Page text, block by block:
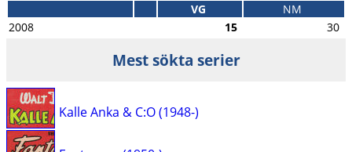
VG
NM
2008
15 30
Mest sökta serier
Kalle Anka & C:O (1948-)